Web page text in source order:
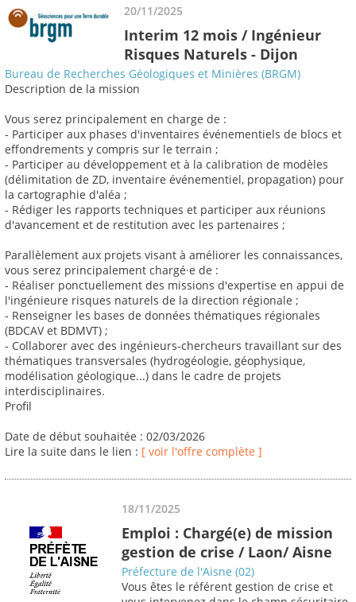
20/11/2025
Interim 12 mois / Ingénieur
Risques Naturels - Dijon
Bureau de Recherches Géologiques et Minières (BRGM)
Description de la mission
Vous serez principalement en charge de :
- Participer aux phases d'inventaires événementiels de blocs et
effondrements y compris sur le terrain ;
- Participer au développement et à la calibration de modèles
(délimitation de ZD, inventaire événementiel, propagation) pour
la cartographie d'aléa ;
- Rédiger les rapports techniques et participer aux réunions
d'avancement et de restitution avec les partenaires ;
Parallèlement aux projets visant à améliorer les connaissances,
vous serez principalement chargé·e de :
- Réaliser ponctuellement des missions d'expertise en appui de
l'ingénieure risques naturels de la direction régionale ;
- Renseigner les bases de données thématiques régionales
(BDCAV et BDMVT) ;
- Collaborer avec des ingénieurs-chercheurs travaillant sur des
thématiques transversales (hydrogéologie, géophysique,
modélisation géologique...) dans le cadre de projets
interdisciplinaires.
Profil
Date de début souhaitée : 02/03/2026
Lire la suite dans le lien : [ voir l'offre complète ]
18/11/2025
Emploi : Chargé(e) de mission
gestion de crise / Laon/ Aisne
Préfecture de l'Aisne (02)
Vous êtes le référent gestion de crise et